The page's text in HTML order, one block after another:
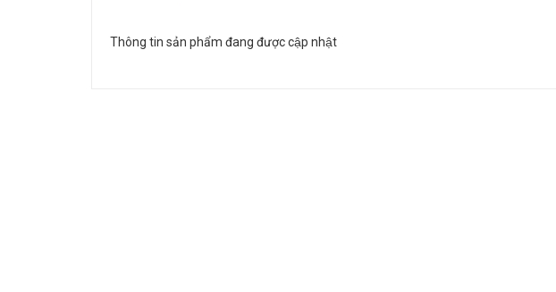
Thông tin sản phẩm đang được cập nhật